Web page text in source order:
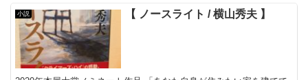
小説 【 ノースライト / 横山秀夫 】